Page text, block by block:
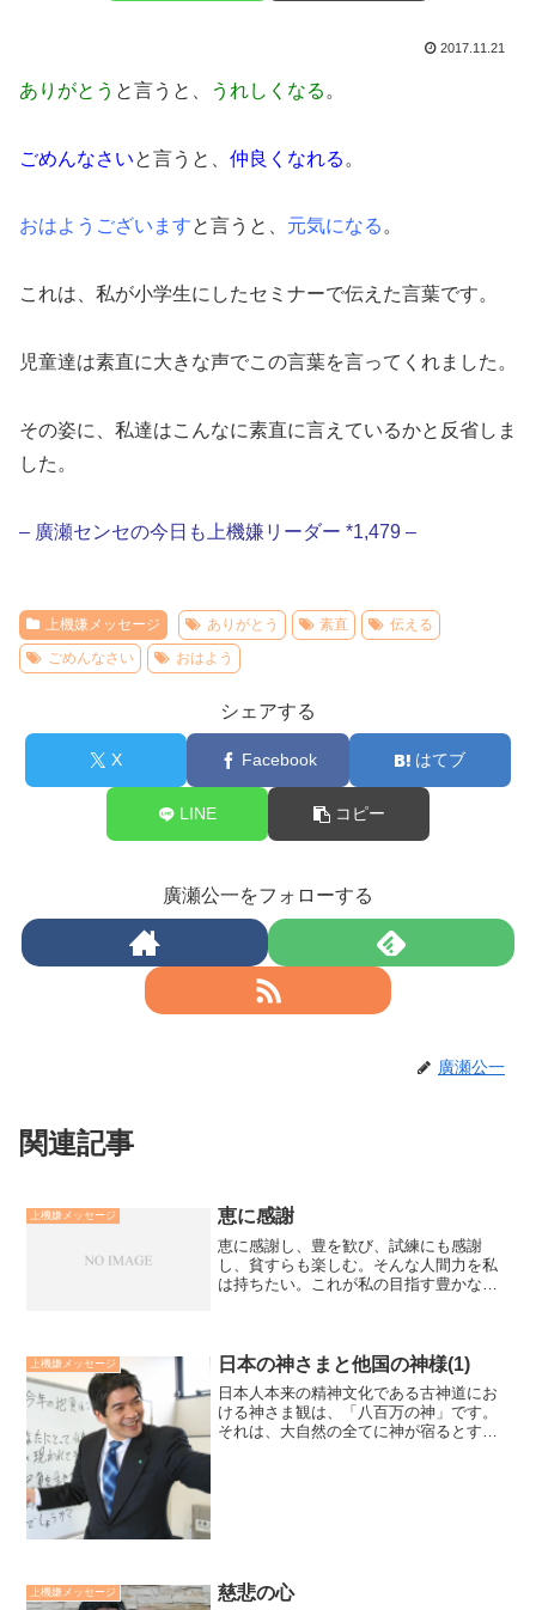
2017.11.21
ありがとう と言うと、 うれしくなる 。
ごめんなさいと言うと、 仲良くなれる 。
おはようございますと言うと、 元気になる 。
これは、私が小学生にしたセミナーで伝えた言葉です。
児童達は素直に大きな声でこの言葉を言ってくれました。
その姿に、私達はこんなに素直に言えているかと反省しま
した。
– 廣瀬センセの今日も上機嫌リーダー *1,479 –
上機嫌メッセージ ありがとう 素直
伝える
ごめんなさい
おはよう
シェアする
X Facebook はてブ
LINE コピー
廣瀬公一をフォローする
廣瀬公一
関連記事
上機嫌メッセージ 恵に感謝
恵に感謝し、豊を歓び、試練にも感謝
し、貧すらも楽しむ。そんな人間力を私
は持ちたい。これが私の目指す豊かな生
上機嫌メッセージ 日本の神さまと他国の神様(1)
日本人本来の精神文化である古神道にお
ける神さま観は、「八百万の神」です。
それは、大自然の全てに神が宿るとする
上機嫌メッセージ 慈悲の心